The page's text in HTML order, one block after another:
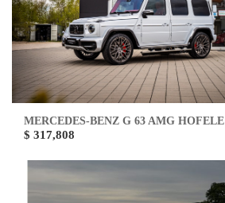
MERCEDES-BENZ G 63 AMG HOFELE
$ 317,808